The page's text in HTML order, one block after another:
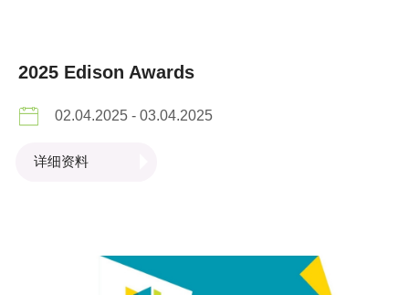
2025 Edison Awards
02.04.2025 - 03.04.2025
详细资料